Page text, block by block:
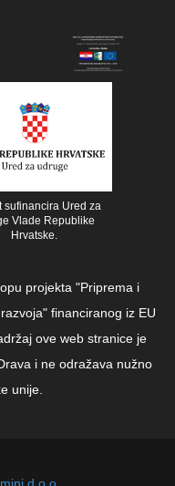
sufinancira Ured za
Vlade Republike
Hrvatske.
projekta "Priprema i
financiranog iz EU
ove web stranice je
i ne odražava nužno
unije.